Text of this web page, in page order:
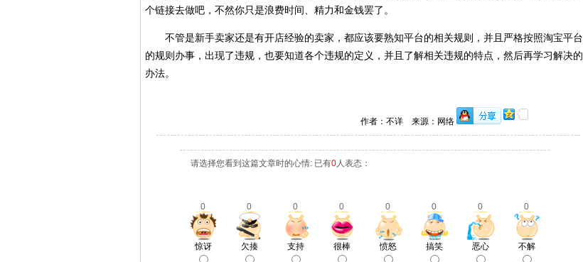
个链接去做吧，不然你只是浪费时间、精力和金钱罢了。
不管是新手卖家还是有开店经验的卖家，都应该要熟知平台的相关规则，并且严格按照淘宝平台
的规则办事，出现了违规，也要知道各个违规的定义，并且了解相关违规的特点，然后再学习解决的
办法。
作者：不详 来源：网络
请选择您看到这篇文章时的心情: 已有0人表态：
0 0 0 0 0 0 0 0
惊讶 欠揍 支持 很棒 愤怒 搞笑 恶心 不解